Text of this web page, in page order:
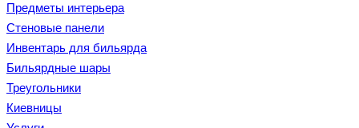
Предметы интерьера
Стеновые панели
Инвентарь для бильярда
Бильярдные шары
Треугольники
Киевницы